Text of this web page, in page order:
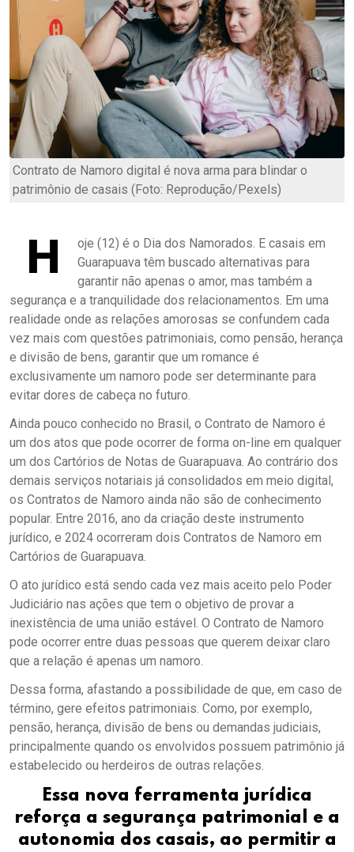
Contrato de Namoro digital é nova arma para blindar o
patrimônio de casais (Foto: Reprodução/Pexels)
H
oje (12) é o Dia dos Namorados. E casais em
Guarapuava têm buscado alternativas para
garantir não apenas o amor, mas também a
segurança e a tranquilidade dos relacionamentos. Em uma
realidade onde as relações amorosas se confundem cada
vez mais com questões patrimoniais, como pensão, herança
e divisão de bens, garantir que um romance é
exclusivamente um namoro pode ser determinante para
evitar dores de cabeça no futuro.
Ainda pouco conhecido no Brasil, o Contrato de Namoro é
um dos atos que pode ocorrer de forma on-line em qualquer
um dos Cartórios de Notas de Guarapuava. Ao contrário dos
demais serviços notariais já consolidados em meio digital,
os Contratos de Namoro ainda não são de conhecimento
popular. Entre 2016, ano da criação deste instrumento
jurídico, e 2024 ocorreram dois Contratos de Namoro em
Cartórios de Guarapuava.
O ato jurídico está sendo cada vez mais aceito pelo Poder
Judiciário nas ações que tem o objetivo de provar a
inexistência de uma união estável. O Contrato de Namoro
pode ocorrer entre duas pessoas que querem deixar claro
que a relação é apenas um namoro.
Dessa forma, afastando a possibilidade de que, em caso de
término, gere efeitos patrimoniais. Como, por exemplo,
pensão, herança, divisão de bens ou demandas judiciais,
principalmente quando os envolvidos possuem patrimônio já
estabelecido ou herdeiros de outras relações.
Essa nova ferramenta jurídica
reforça a segurança patrimonial e a
autonomia dos casais, ao permitir a